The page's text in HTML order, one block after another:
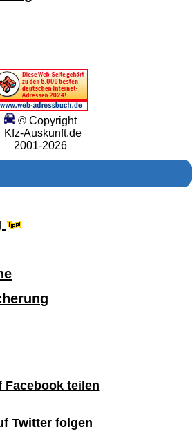
© Copyright
Kfz-Auskunft.de
2001-2026
Facebook teilen
Twitter folgen